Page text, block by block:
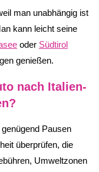
man unabhängig ist
kann leicht seine
oder Südtirol
genießen.
nach Italien-
Pausen
überprüfen, die
Umweltzonen